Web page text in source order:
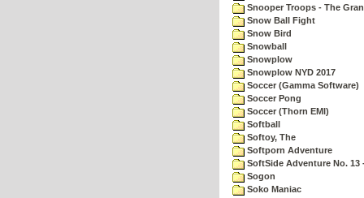
Snooper Troops - The
Snow Ball Fight
Snow Bird
Snowball
Snowplow
Snowplow NYD 2017
Soccer (Gamma Software)
Soccer Pong
Soccer (Thorn EMI)
Softball
Softoy, The
Softporn Adventure
SoftSide Adventure No. 13
Sogon
Soko Maniac